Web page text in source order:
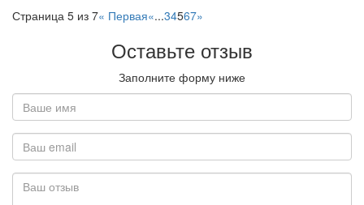
Страница 5 из 7« Первая«...34567»
Оставьте отзыв
Заполните форму ниже